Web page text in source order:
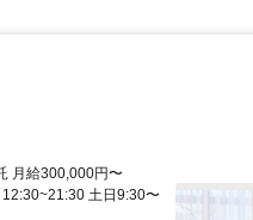
月給300,000円〜
土日9:30〜